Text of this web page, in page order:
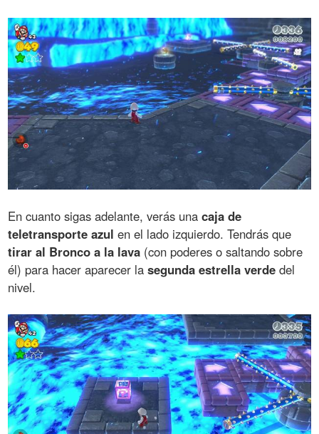
En cuanto sigas adelante, verás unacaja de
teletransporte azul en el lado izquierdo. Tendrás que
tirar al Bronco a la lava (con poderes o saltando sobre
él) para hacer aparecer lasegunda estrella verde del
nivel.